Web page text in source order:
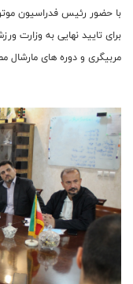
با حضور رئیس فدراسیون
برای تایید نهایی به وزارت
مربیگری و دوره های